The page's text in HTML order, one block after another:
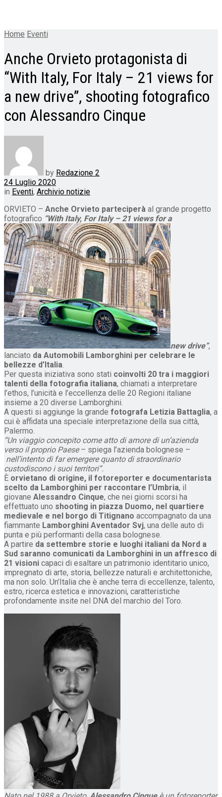
Home Eventi
Anche Orvieto protagonista di
“With Italy, For Italy – 21 views for
a new drive”, shooting fotografico
con Alessandro Cinque
by Redazione 2
24 Luglio 2020
in Eventi, Archivio notizie
ORVIETO – Anche Orvieto parteciperà al grande progetto
fotografico “With Italy, For Italy – 21 views for a
new drive”,
lanciato da Automobili Lamborghini per celebrare le
bellezze d’Italia.
Per questa iniziativa sono stati coinvolti 20 tra i maggiori
talenti della fotografia italiana, chiamati a interpretare
l’ethos, l’unicità e l’eccellenza delle 20 Regioni italiane
insieme a 20 diverse Lamborghini.
A questi si aggiunge la grande fotografa Letizia Battaglia, a
cui è affidata una speciale interpretazione della sua città,
Palermo.
“Un viaggio concepito come atto di amore di un’azienda
verso il proprio Paese– spiega l’azienda bolognese –
nell’intento di far emergere quanto di straordinario
custodiscono i suoi territori”.
È orvietano di origine, il fotoreporter e documentarista
scelto da Lamborghini per raccontare l’Umbria, il
giovane Alessandro Cinque, che nei giorni scorsi ha
effettuato uno shooting in piazza Duomo, nel quartiere
medievale e nel borgo di Titignano accompagnato da una
fiammante Lamborghini Aventador Svj, una delle auto di
punta e più performanti della casa bolognese.
A partire da settembre storie e luoghi italiani da Nord a
Sud saranno comunicati da Lamborghini in un affresco di
21 visioni capaci di esaltare un patrimonio identitario unico,
impregnato di arte, storia, bellezze naturali e architettoniche,
ma non solo. Un’Italia che è anche terra di eccellenze, talento,
estro, ricerca estetica e innovazioni, caratteristiche
profondamente insite nel DNA del marchio del Toro.